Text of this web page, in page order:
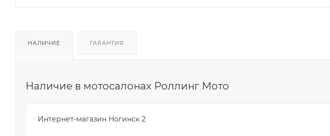
НАЛИЧИЕ ГАРАНТИЯ
Наличие в мотосалонах Роллинг Мото
Интернет-магазин Ногинск 2